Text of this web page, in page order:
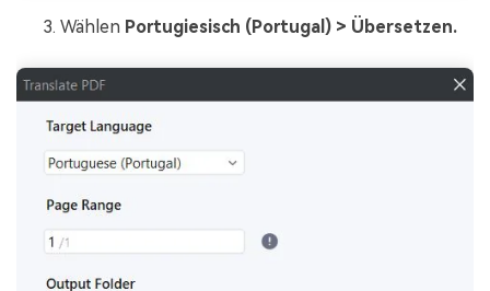
Wählen Portugiesisch (Portugal) > Übersetzen.